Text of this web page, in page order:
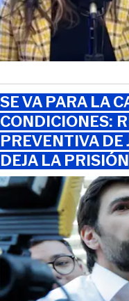
SE VA PARA LA
CONDICIONES:
PREVENTIVA
DEJA LA PRISIÓN